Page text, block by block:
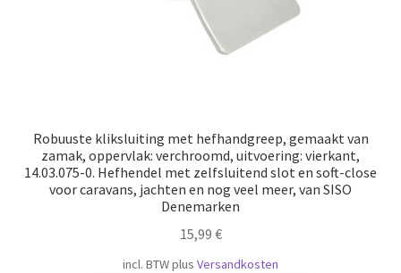
Robuuste kliksluiting met hefhandgreep, gemaakt van
zamak, oppervlak: verchroomd, uitvoering: vierkant,
14.03.075-0. Hefhendel met zelfsluitend slot en soft-close
voor caravans, jachten en nog veel meer, van SISO
Denemarken
15,99 €
incl. BTWplus Versandkosten